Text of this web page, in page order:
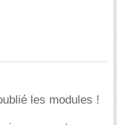
les modules !